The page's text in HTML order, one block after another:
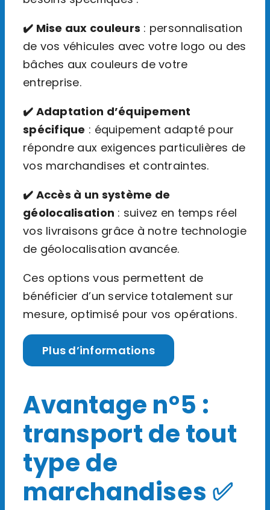
✔️ Mise aux couleurs : personnalisation
de vos véhicules avec votre logo ou des
bâches aux couleurs de votre
entreprise.
✔️ Adaptation d’équipement
spécifique : équipement adapté pour
répondre aux exigences particulières de
vos marchandises et contraintes.
✔️ Accès à un système de
géolocalisation : suivez en temps réel
vos livraisons grâce à notre technologie
de géolocalisation avancée.
Ces options vous permettent de
bénéficier d’un service totalement sur
mesure, optimisé pour vos opérations.
Plus d’informations
Avantage n°5 :
transport de tout
type de
marchandises ✅